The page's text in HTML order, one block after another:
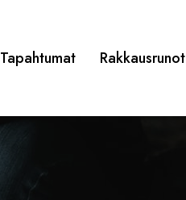
Tapahtumat Rakkausrunot